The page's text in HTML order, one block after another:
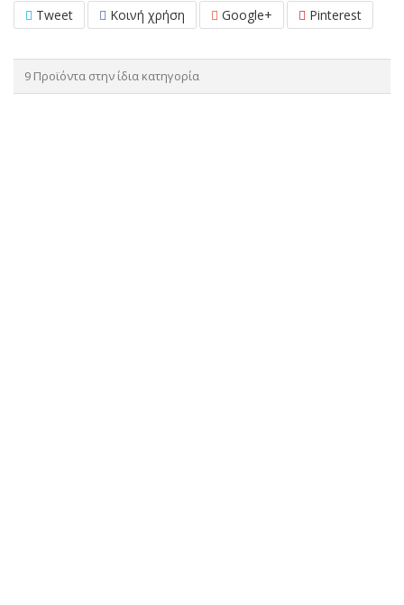
Tweet Κοινή χρήση Google+ Pinterest
9 Προϊόντα στην ίδια κατηγορία